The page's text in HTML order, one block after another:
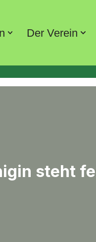
Der Verein
steht